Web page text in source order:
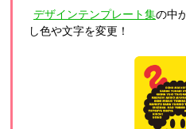
デザインテンプレート集の中
し色や文字を変更！